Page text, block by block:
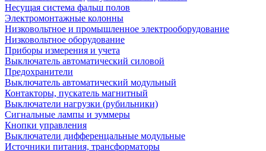
Несущая система фальш полов
Электромонтажные колонны
Низковольтное и промышленное электрооборудование
Низковольтное оборудование
Приборы измерения и учета
Выключатель автоматический силовой
Предохранители
Выключатель автоматический модульный
Контакторы, пускатель магнитный
Выключатели нагрузки (рубильники)
Сигнальные лампы и зуммеры
Кнопки управления
Выключатели дифференцальные модульные
Источники питания, трансформаторы